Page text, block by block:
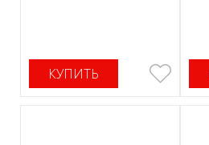
КУПИТЬ